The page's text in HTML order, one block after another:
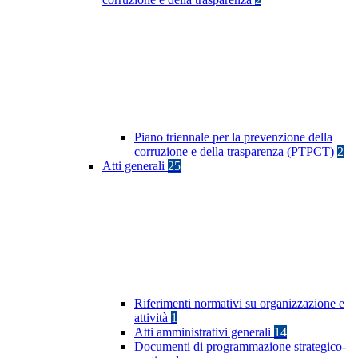
Piano triennale per la prevenzione della
corruzione e della trasparenza (PTPCT) 2
Atti generali 25
Riferimenti normativi su organizzazione e
attività 1
Atti amministrativi generali 14
Documenti di programmazione strategico-